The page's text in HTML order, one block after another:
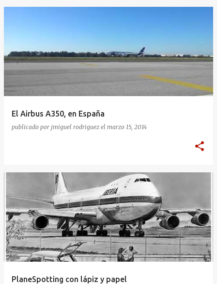
El Airbus A350, en España
publicado por jmiguel rodriguez el marzo 15, 2014
PlaneSpotting con lápiz y papel